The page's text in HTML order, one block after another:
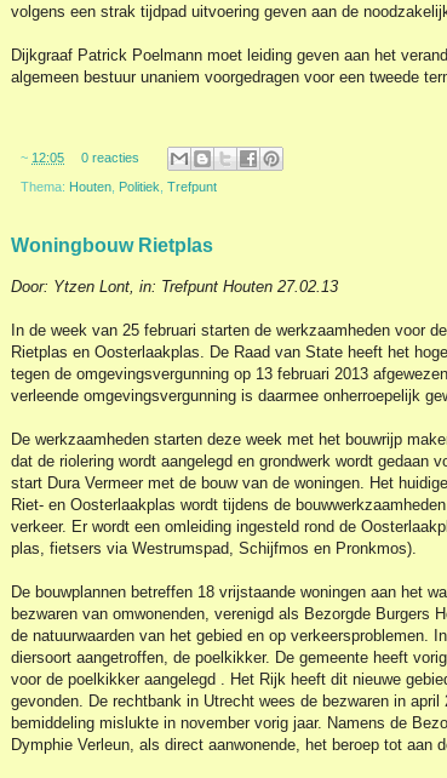
volgens een strak tijdpad uitvoering geven aan de
Dijkgraaf Patrick Poelmann moet leiding geven aan het
algemeen bestuur unaniem voorgedragen voor een tweede
~ 12:05 0 reacties
Thema: Houten Politiek Trefpunt
Woningbouw Rietplas
Door: Ytzen Lont, in: Trefpunt Houten 27.02.13
In de week van 25 februari starten de werkzaamheden voor
Rietplas en Oosterlaakplas. De Raad van State heeft het
tegen de omgevingsvergunning op 13 februari 2013
verleende omgevingsvergunning is daarmee onherroepelijk
De werkzaamheden starten deze week met het bouwrijp
dat de riolering wordt aangelegd en grondwerk wordt gedaan
start Dura Vermeer met de bouw van de woningen. Het
Riet- en Oosterlaakplas wordt tijdens de
verkeer. Er wordt een omleiding ingesteld rond de
plas, fietsers via Westrumspad, Schijfmos en Pronkmos).
De bouwplannen betreffen 18 vrijstaande woningen aan het
bezwaren van omwonenden, verenigd als Bezorgde Burgers
de natuurwaarden van het gebied en op verkeersproblemen.
diersoort aangetroffen, de poelkikker. De gemeente heeft
voor de poelkikker aangelegd . Het Rijk heeft dit nieuwe
gevonden. De rechtbank in Utrecht wees de bezwaren in april
bemiddeling mislukte in november vorig jaar. Namens de
Dymphie Verleun, als direct aanwonende, het beroep tot aan